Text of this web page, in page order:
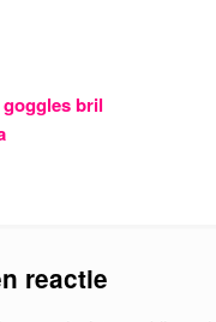
bril
reactie